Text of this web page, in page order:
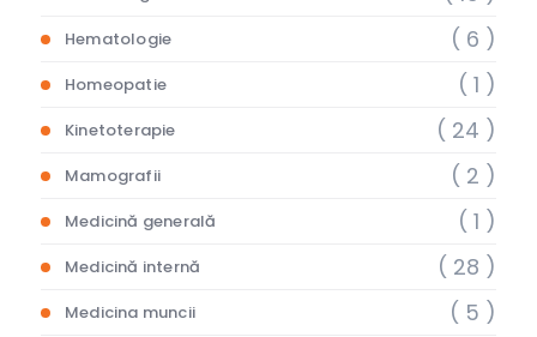
Hematologie ( 6 )
Homeopatie ( 1 )
Kinetoterapie ( 24 )
Mamografii ( 2 )
Medicină generală ( 1 )
Medicină internă ( 28 )
Medicina muncii ( 5 )